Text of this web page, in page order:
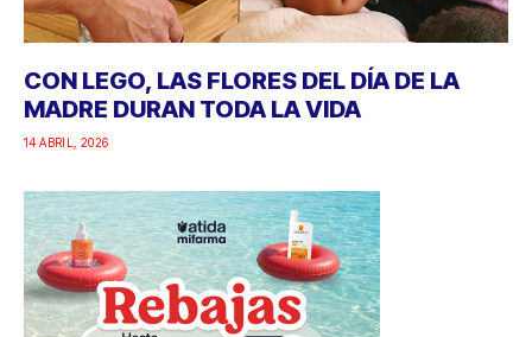
CON LEGO, LAS FLORES DEL DÍA DE LA
MADRE DURAN TODA LA VIDA
14 ABRIL, 2026